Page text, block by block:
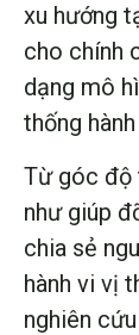
xu hướng
cho chính
dạng mô
thống
Từ góc độ
như giúp
chia sẻ
hành vi vị
nghiên